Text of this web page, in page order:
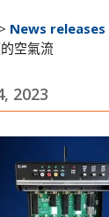
> News releases
空氣流
2023